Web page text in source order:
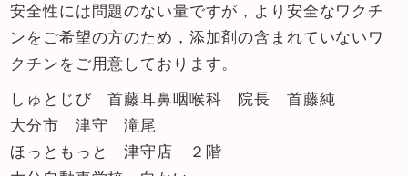
安全性には問題のない量ですが，より安全なワクチ
ンをご希望の方のため，添加剤の含まれていないワ
クチンをご用意しております。
しゅとじび 首藤耳鼻咽喉科 院長 首藤純
大分市 津守 滝尾
ほっともっと 津守店 ２階